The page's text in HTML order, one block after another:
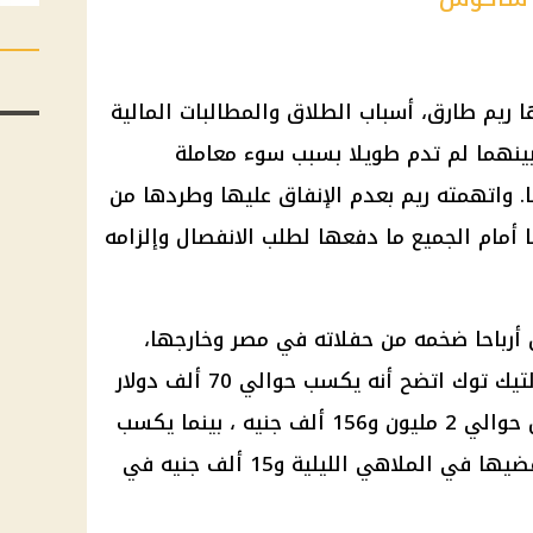
طارق، أسباب الطلاق والمطالبات المالية
لم تدم طويلا بسبب سوء معاملة
واتهمته ريم بعدم الإنفاق عليها وطردها من
أمام الجميع ما دفعها لطلب الانفصال وإلزامه
ضخمه من حفلاته في مصر وخارجها،
بالإضافة إلى دخله من اليوتيوب والتيك توك اتضح أنه يكسب حوالي 70 ألف دولار
من حفلاته في الخارج، أي ما يعادل حوالي 2 مليون و156 ألف جنيه ، بينما يكسب
40 ألف جنيه عن كل نصف ساعة يقضيها في الملاهي الليلية و15 ألف جنيه في